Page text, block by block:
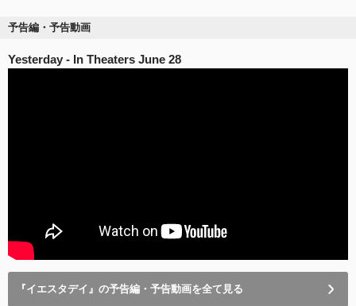
予告編・予告動画
Yesterday - In Theaters June 28
『イエスタデイ』の予告編・予告動画を全て見る